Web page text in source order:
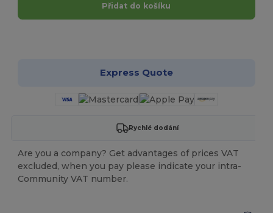
Přidat do košíku
Express Quote
Rychlé dodání
Are you a company? Get advantages of prices VAT
excluded, when you pay please indicate your intra-
Community VAT number.